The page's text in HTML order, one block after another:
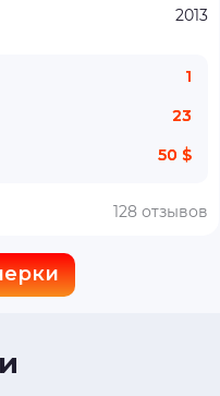
2013
1
23
50 $
128 отзывов